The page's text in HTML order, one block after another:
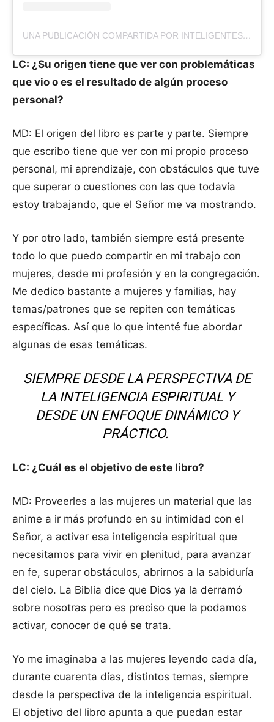
UNA PUBLICACIÓN COMPARTIDA POR INTELIGENTES ESPIRITUALMENTE (@MUJERES.INTELIGENTES)
LC: ¿Su origen tiene que ver con problemáticas
que vio o es el resultado de algún proceso
personal?
MD: El origen del libro es parte y parte. Siempre
que escribo tiene que ver con mi propio proceso
personal, mi aprendizaje, con obstáculos que tuve
que superar o cuestiones con las que todavía
estoy trabajando, que el Señor me va mostrando.
Y por otro lado, también siempre está presente
todo lo que puedo compartir en mi trabajo con
mujeres, desde mi profesión y en la congregación.
Me dedico bastante a mujeres y familias, hay
temas/patrones que se repiten con temáticas
específicas. Así que lo que intenté fue abordar
algunas de esas temáticas.
SIEMPRE DESDE LA PERSPECTIVA DE
LA INTELIGENCIA ESPIRITUAL Y
DESDE UN ENFOQUE DINÁMICO Y
PRÁCTICO.
LC: ¿Cuál es el objetivo de este libro?
MD: Proveerles a las mujeres un material que las
anime a ir más profundo en su intimidad con el
Señor, a activar esa inteligencia espiritual que
necesitamos para vivir en plenitud, para avanzar
en fe, superar obstáculos, abrirnos a la sabiduría
del cielo. La Biblia dice que Dios ya la derramó
sobre nosotras pero es preciso que la podamos
activar, conocer de qué se trata.
Yo me imaginaba a las mujeres leyendo cada día,
durante cuarenta días, distintos temas, siempre
desde la perspectiva de la inteligencia espiritual.
El objetivo del libro apunta a que puedan estar